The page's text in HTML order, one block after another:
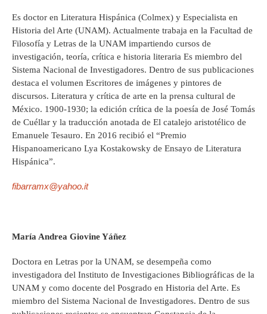
Es doctor en Literatura Hispánica (Colmex) y Especialista en
Historia del Arte (UNAM). Actualmente trabaja en la Facultad de
Filosofía y Letras de la UNAM impartiendo cursos de
investigación, teoría, crítica e historia literaria Es miembro del
Sistema Nacional de Investigadores. Dentro de sus publicaciones
destaca el volumen Escritores de imágenes y pintores de
discursos. Literatura y crítica de arte en la prensa cultural de
México. 1900-1930; la edición crítica de la poesía de José Tomás
de Cuéllar y la traducción anotada de El catalejo aristotélico de
Emanuele Tesauro. En 2016 recibió el “Premio
Hispanoamericano Lya Kostakowsky de Ensayo de Literatura
Hispánica”.
fibarramx@yahoo.it
María Andrea Giovine Yáñez
Doctora en Letras por la UNAM, se desempeña como
investigadora del Instituto de Investigaciones Bibliográficas de la
UNAM y como docente del Posgrado en Historia del Arte. Es
miembro del Sistema Nacional de Investigadores. Dentro de sus